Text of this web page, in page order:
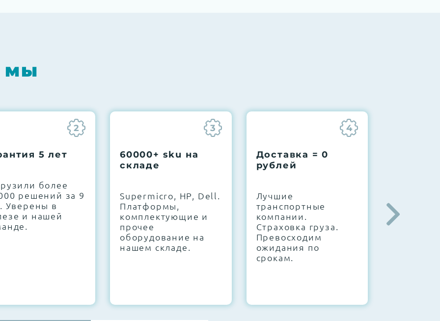
нагрузкой в течение 72 часов для проверки стабильности всех подсистем
мы
2
5 лет
более
решений за 9
Уверены в
и нашей
3
60000+ sku на
складе
Supermicro, HP, Dell.
Платформы,
комплектующие и
прочее
оборудование на
нашем складе.
4
Доставка = 0
рублей
Лучшие
транспортные
компании.
Страховка груза.
Превосходим
ожидания по
срокам.
штате.
10000+